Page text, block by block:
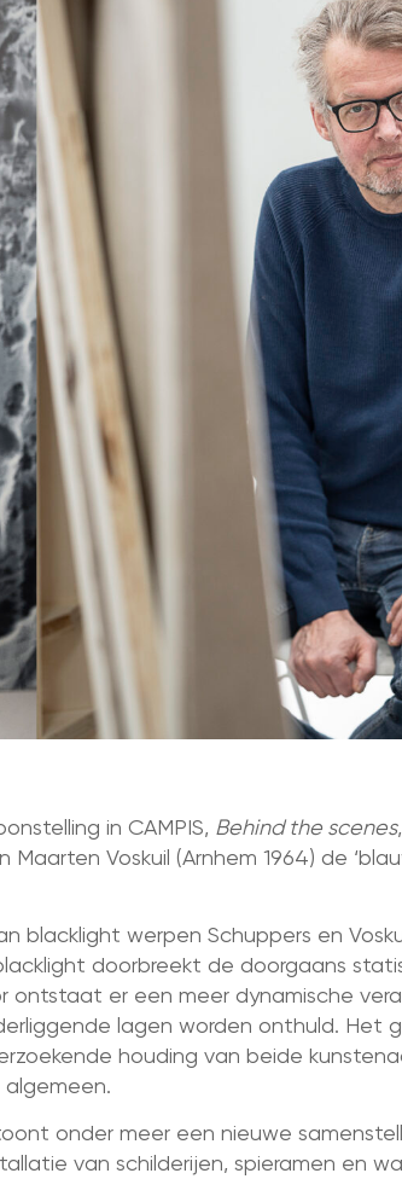
in CAMPIS, Behind the scenes
Maarten Voskuil (Arnhem 1964) de
blacklight werpen Schuppers en
doorbreekt de doorgaans
ontstaat er een meer dynamische
lagen worden onthuld. Het
houding van beide
onder meer een nieuwe
van schilderijen, spieramen en